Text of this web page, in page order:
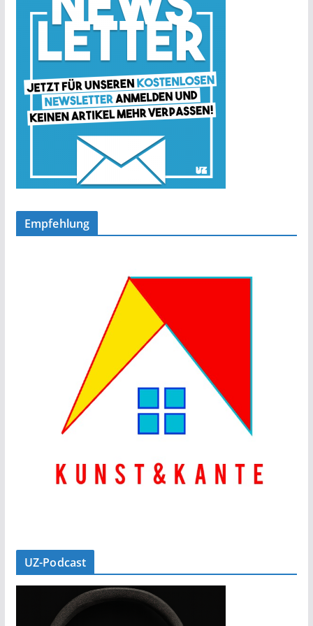
Empfehlung
UZ-Podcast